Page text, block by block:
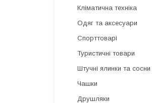
Кліматична техніка
Одяг та аксесуари
Спорттоварі
Туристичні товари
Штучні ялинки та сосни
Чашки
Друшляки